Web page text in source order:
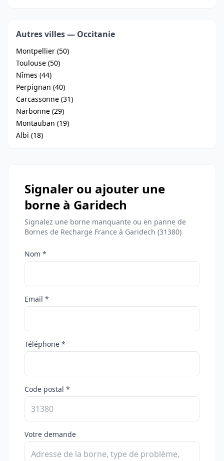
Autres villes — Occitanie
Montpellier (50)
Toulouse (50)
Nîmes (44)
Perpignan (40)
Carcassonne (31)
Narbonne (29)
Montauban (19)
Albi (18)
Signaler ou ajouter une
borne à Garidech
Signalez une borne manquante ou en panne de
Bornes de Recharge France à Garidech (31380)
Nom *
Email *
Téléphone *
Code postal *
Votre demande